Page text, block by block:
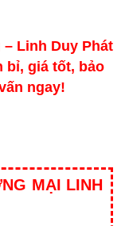
Linh Duy Phát
bỉ, giá tốt, bảo
ngay!
MẠI LINH